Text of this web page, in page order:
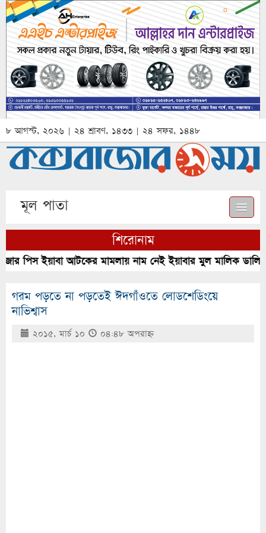
৮ আগস্ট, ২০২৬ | ২৪ শ্রাবণ, ১৪৩৩ | ২৪ সফর, ১৪৪৮
মূল পাতা
শিরোনাম
পিস ইয়াবা আটকের মামলায় নাম নেই ইয়াবার মুল মালিক ডালিম
গরম পড়তে না পড়তেই ঈদগাঁওতে লোডশেডিংয়ে
নাভিশ্বাস
২০১৫, মার্চ ১০ ০৪:৪৮ অপরাহ্ণ